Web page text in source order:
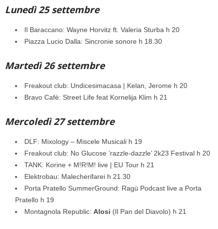
Lunedì 25 settembre
Il Baraccano: Wayne Horvitz ft. Valeria Sturba h 20
Piazza Lucio Dalla: Sincronie sonore h 18.30
Martedì 26 settembre
Freakout club: Undicesimacasa | Kelan, Jerome h 20
Bravo Cafè: Street Life feat Kornelija Klim h 21
Mercoledì 27 settembre
DLF: Mixology – Miscele Musicali h 19
Freakout club: No Glucose ‘razzle-dazzle’ 2k23 Festival h 20
TANK: Korine + M!R!M! live | EU Tour h 21
Elektrobau: Malecherifarei h 21.30
Porta Pratello SummerGround: Ragù Podcast live a Porta
Pratello h 19
Montagnola Republic: Alosi (Il Pan del Diavolo) h 21